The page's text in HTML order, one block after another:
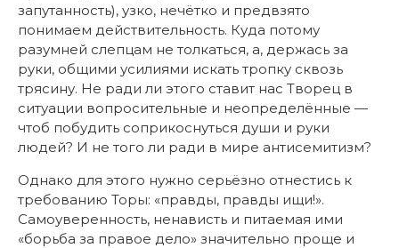
запутанность), узко, нечётко и предвзято
понимаем действительность. Куда потому
разумней слепцам не толкаться, а, держась за
руки, общими усилиями искать тропку сквозь
трясину. Не ради ли этого ставит нас Творец в
ситуации вопросительные и неопределённые —
чтоб побудить соприкоснуться души и руки
людей? И не того ли ради в мире антисемитизм?
Однако для этого нужно серьёзно отнестись к
требованию Торы: «правды, правды ищи!».
Самоуверенность, ненависть и питаемая ими
«борьба за правое дело» значительно проще и